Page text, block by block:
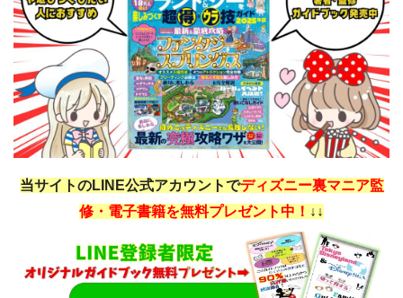
当サイトのLINE公式アカウントでディズニー裏マニア監
修・電子書籍を無料プレゼント中！ ↓↓